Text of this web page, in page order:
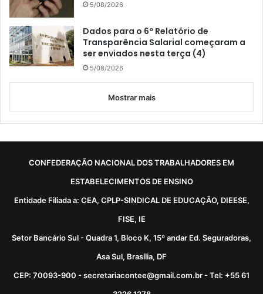
5/08/2026
Dados para o 6º Relatório de
Transparência Salarial começaram a
ser enviados nesta terça (4)
5/08/2026
Mostrar mais
CONFEDERAÇÃO NACIONAL DOS TRABALHADORES EM
ESTABELECIMENTOS DE ENSINO
Entidade Filiada a: CEA, CPLP-SINDICAL DE EDUCAÇÃO, DIEESE,
FISE, IE
Setor Bancário Sul - Quadra 1, Bloco K, 15º andar Ed. Seguradoras,
Asa Sul, Brasília, DF
CEP: 70093-900 - secretariacontee@gmail.com.br - Tel: +55 61